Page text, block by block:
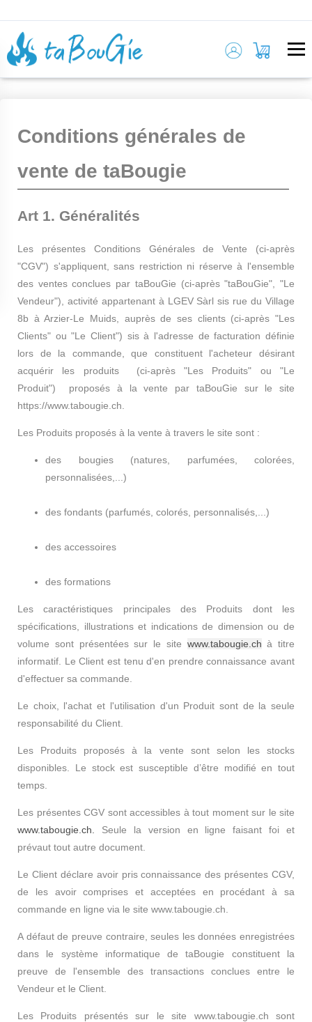
Conditions générales de
vente de taBougie
Art 1. Généralités
Les présentes Conditions Générales de Vente (ci-après
"CGV") s'appliquent, sans restriction ni réserve à l'ensemble
des ventes conclues par taBouGie (ci-après "taBouGie", "Le
Vendeur"), activité appartenant à LGEV Sàrl sis rue du Village
8b à Arzier-Le Muids, auprès de ses clients (ci-après "Les
Clients" ou "Le Client") sis à l'adresse de facturation définie
lors de la commande, que constituent l'acheteur désirant
acquérir les produits (ci-après "Les Produits" ou "Le
Produit") proposés à la vente par taBouGie sur le site
https://www.tabougie.ch.
Les Produits proposés à la vente à travers le site sont :
des bougies (natures, parfumées, colorées,
personnalisées,...)
des fondants (parfumés, colorés, personnalisés,...)
des accessoires
des formations
Les caractéristiques principales des Produits dont les
spécifications, illustrations et indications de dimension ou de
volume sont présentées sur le site www.tabougie.ch à titre
informatif. Le Client est tenu d'en prendre connaissance avant
d'effectuer sa commande.
Le choix, l'achat et l'utilisation d'un Produit sont de la seule
responsabilité du Client.
Les Produits proposés à la vente sont selon les stocks
disponibles. Le stock est susceptible d’être modifié en tout
temps.
Les présentes CGV sont accessibles à tout moment sur le site
www.tabougie.ch.
Seule la version en ligne faisant foi et
prévaut tout autre document.
Le Client déclare avoir pris connaissance des présentes CGV,
de les avoir comprises et acceptées en procédant à sa
commande en ligne via le site www.tabougie.ch.
A défaut de preuve contraire, seules les données enregistrées
dans le système informatique de taBougie constituent la
preuve de l'ensemble des transactions conclues entre le
Vendeur et le Client.
Les Produits présentés sur le site www.tabougie.ch sont